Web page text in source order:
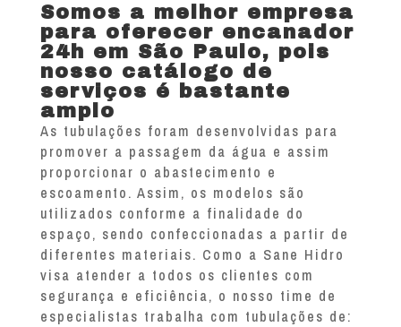
Somos a melhor empresa
para oferecer encanador
24h em São Paulo, pois
nosso catálogo de
serviços é bastante
amplo
As tubulações foram desenvolvidas para
promover a passagem da água e assim
proporcionar o abastecimento e
escoamento. Assim, os modelos são
utilizados conforme a finalidade do
espaço, sendo confeccionadas a partir de
diferentes materiais. Como a Sane Hidro
visa atender a todos os clientes com
segurança e eficiência, o nosso time de
especialistas trabalha com tubulações de: